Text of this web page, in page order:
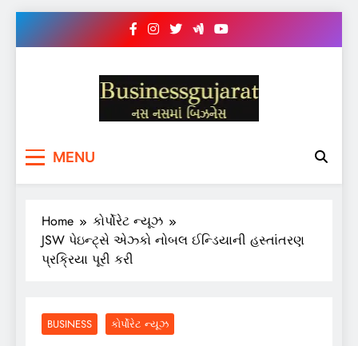
BUSINESS GUJARAT
MENU
Home
કોર્પોરેટ ન્યૂઝ
JSW પેઇન્ટ્સે એઝ્કો નોબલ ઈન્ડિયાની હસ્તાંતરણ
પ્રક્રિયા પૂરી કરી
BUSINESS કોર્પોરેટ ન્યૂઝ